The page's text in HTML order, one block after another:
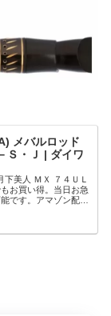
メバルロッド
Ｓ・Ｊ | ダイワ
美人 ＭＸ ７４ＵＬ
お買い得。当日お急
です。アマゾン配送